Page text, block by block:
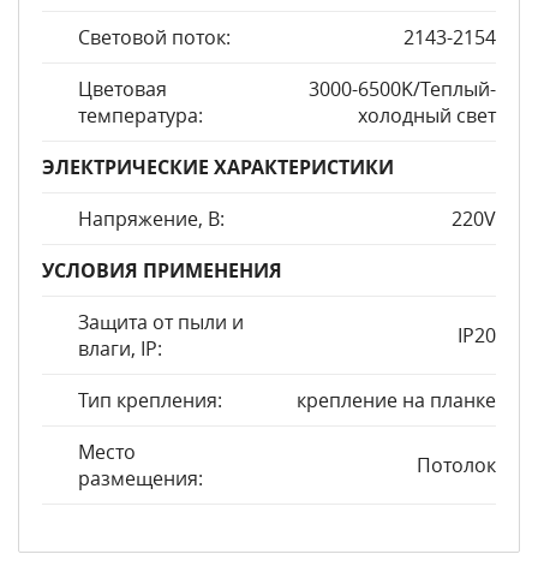
Световой поток:
2143-2154
Цветовая
температура:
3000-6500K/Теплый-
холодный свет
ЭЛЕКТРИЧЕСКИЕ ХАРАКТЕРИСТИКИ
Напряжение, В:
220V
УСЛОВИЯ ПРИМЕНЕНИЯ
Защита от пыли и
влаги, IP:
IP20
Тип крепления:
крепление на планке
Место
размещения:
Потолок